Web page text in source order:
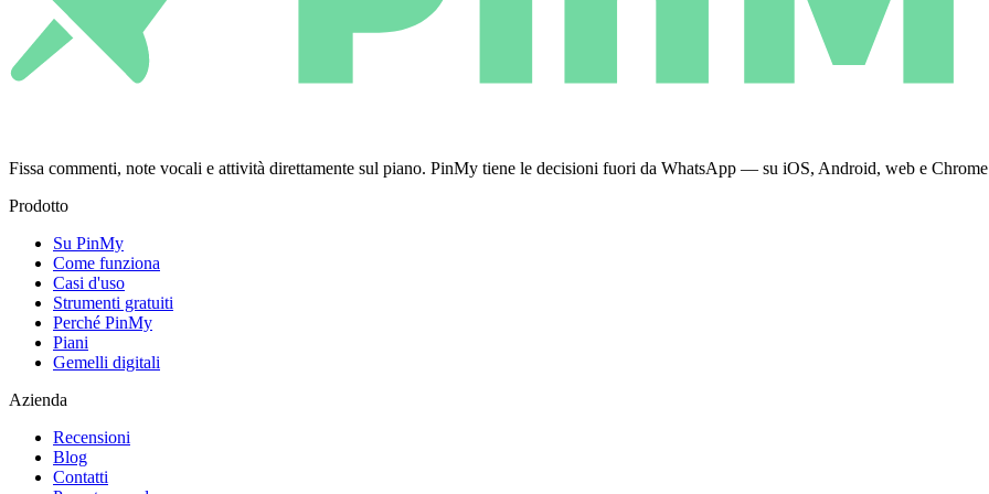
Fissa commenti, note vocali e attività direttamente sul piano. PinMy tiene le decisioni fuori da WhatsApp — su iOS, Android, web e
Prodotto
Su PinMy
Come funziona
Casi d'uso
Strumenti gratuiti
Perché PinMy
Piani
Gemelli digitali
Azienda
Recensioni
Blog
Contatti